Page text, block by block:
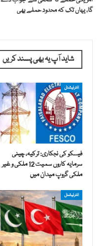
گا، یہاں تک کہ محدود حملے بھی
شاید آپ یہ بھی پسند کریں
انٹرنیشنل
فیسکو کی نجکاری: ترکیہ، چینی
سرمایہ کاروں سمیت 12 ملکی و غیر
ملکی گروپ میدان میں
انٹرنیشنل